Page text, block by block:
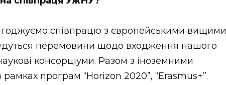
співпрацю з європейськими вищими
перемовини щодо входження нашого
консорціуми. Разом з іноземними
програм “Horizon 2020”, “Erasmus+”.